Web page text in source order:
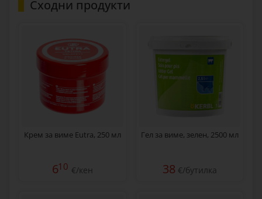
Сходни продукти
Крем за виме Eutra, 250 мл
610 €/кен
Гел за виме, зелен, 2500 мл
38 €/бутилка